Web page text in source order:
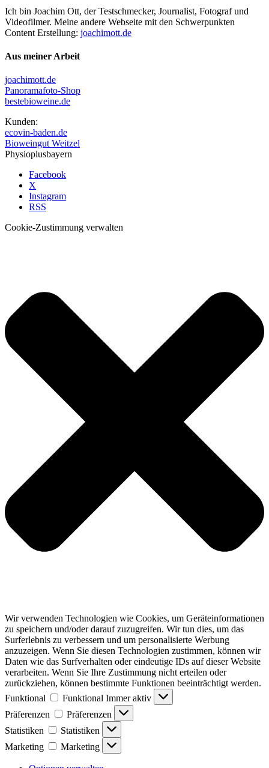
Ich bin Joachim Ott, der Testschmecker, Journalist, Fotograf und
Videofilmer. Meine andere Webseite mit den Schwerpunkten
Content Erstellung: joachimott.de
Aus meiner Arbeit
joachimott.de
Panoramafoto-Shop
bestebioweine.de
Kunden:
ecovin-baden.de
Bioweingut Weitzel
Physioplusbayern
Facebook
X
Instagram
RSS
Cookie-Zustimmung verwalten
Wir verwenden Technologien wie Cookies, um Geräteinformationen
zu speichern und/oder darauf zuzugreifen. Wir tun dies, um das
Surferlebnis zu verbessern und um personalisierte Werbung
anzuzeigen. Wenn Sie diesen Technologien zustimmen, können wir
Daten wie das Surfverhalten oder eindeutige IDs auf dieser Website
verarbeiten. Wenn Sie Ihre Zustimmung nicht erteilen oder
zurückziehen, können bestimmte Funktionen beeinträchtigt werden.
Funktional
Funktional Immer aktiv
Präferenzen
Präferenzen
Statistiken
Statistiken
Marketing
Marketing